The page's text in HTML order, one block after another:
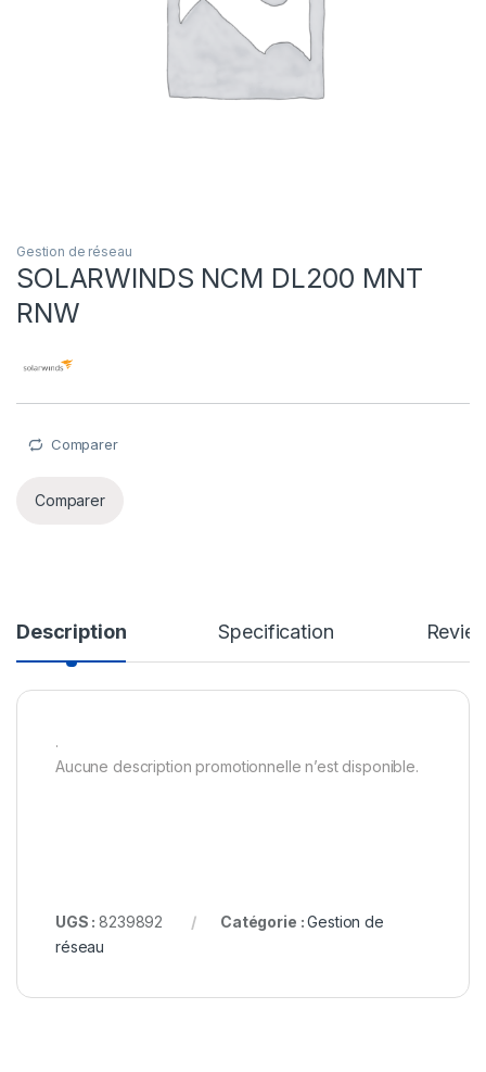
Gestion de réseau
SOLARWINDS NCM DL200 MNT
RNW
Comparer
Comparer
Description Specification
.
Aucune description promotionnelle n’est disponible.
UGS :8239892 Catégorie :Gestion de
réseau